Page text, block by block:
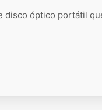
disco óptico portátil